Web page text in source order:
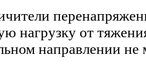
нагрузку от
направлении не